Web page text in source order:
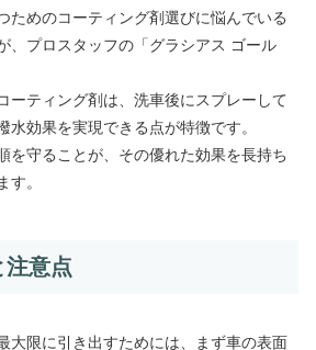
ためのコーティング剤選びに悩んでいる
、プロスタッフの「グラシアス ゴール
ーティング剤は、洗車後にスプレーして
水効果を実現できる点が特徴です。
を守ることが、その優れた効果を長持ち
す。
注意点
大限に引き出すためには、まず車の表面